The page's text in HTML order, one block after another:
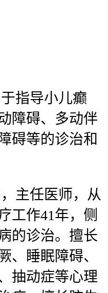
指导小儿癫
障碍、多动伴
碍等的诊治和
主任医师，从
工作41年，侧
的诊治。擅长
、睡眠障碍、
抽动症等心理